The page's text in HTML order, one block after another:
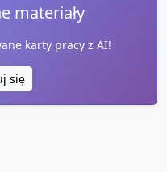
materiały
karty pracy z AI!
się